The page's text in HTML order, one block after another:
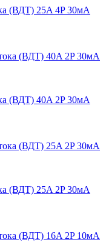
(ВДТ) 25A 4P 30мА
(ВДТ) 40A 2P 30мА
(ВДТ) 25A 2P 30мА